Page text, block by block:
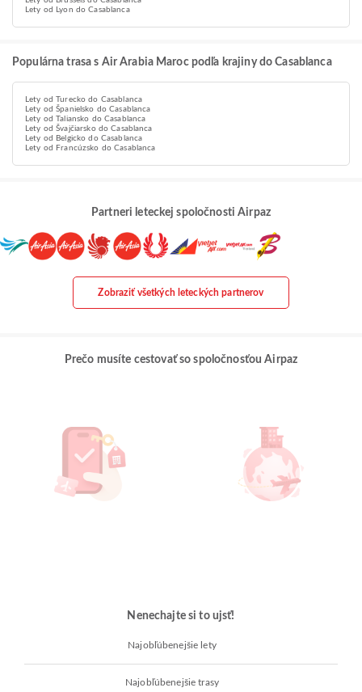
Lety od Lyon do Casablanca
Populárna trasa s Air Arabia Maroc podľa krajiny do Casablanca
Lety od Turecko do Casablanca
Lety od Španielsko do Casablanca
Lety od Taliansko do Casablanca
Lety od Švajčiarsko do Casablanca
Lety od Belgicko do Casablanca
Lety od Francúzsko do Casablanca
Partneri leteckej spoločnosti Airpaz
Zobraziť všetkých leteckých partnerov
Prečo musíte cestovať so spoločnosťou Airpaz
Nenechajte si to ujsť!
Najobľúbenejšie lety
Najobľúbenejšie trasy